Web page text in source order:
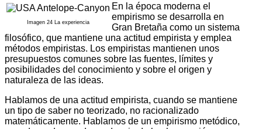
Imagen 24 La experiencia
En la época moderna el
empirismo se desarrolla en
Gran Bretaña como un sistema
filosófico, que mantiene una actitud empirista y emplea
métodos empiristas. Los empiristas mantienen unos
presupuestos comunes sobre las fuentes, límites y
posibilidades del conocimiento y sobre el origen y
naturaleza de las ideas.
Hablamos de una actitud empirista, cuando se mantiene
un tipo de saber no teorizado, no racionalizado
matemáticamente. Hablamos de un empirismo metódico,